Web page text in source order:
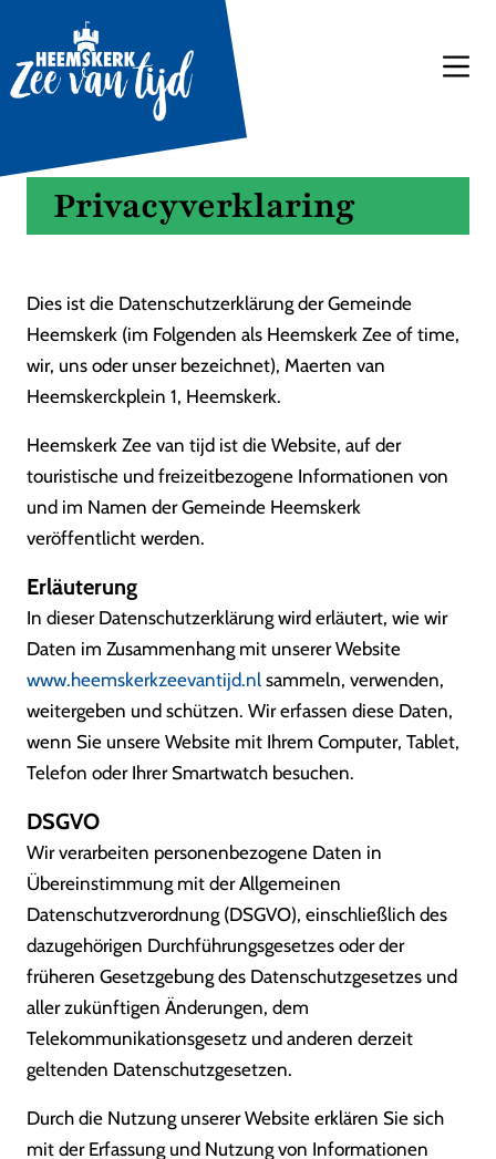
Privacyverklaring
Dies ist die Datenschutzerklärung der Gemeinde
Heemskerk (im Folgenden als Heemskerk Zee of time,
wir, uns oder unser bezeichnet), Maerten van
Heemskerckplein 1, Heemskerk.
Heemskerk Zee van tijd ist die Website, auf der
touristische und freizeitbezogene Informationen von
und im Namen der Gemeinde Heemskerk
veröffentlicht werden.
Erläuterung
In dieser Datenschutzerklärung wird erläutert, wie wir
Daten im Zusammenhang mit unserer Website
www.heemskerkzeevantijd.nl sammeln, verwenden,
weitergeben und schützen. Wir erfassen diese Daten,
wenn Sie unsere Website mit Ihrem Computer, Tablet,
Telefon oder Ihrer Smartwatch besuchen.
DSGVO
Wir verarbeiten personenbezogene Daten in
Übereinstimmung mit der Allgemeinen
Datenschutzverordnung (DSGVO), einschließlich des
dazugehörigen Durchführungsgesetzes oder der
früheren Gesetzgebung des Datenschutzgesetzes und
aller zukünftigen Änderungen, dem
Telekommunikationsgesetz und anderen derzeit
geltenden Datenschutzgesetzen.
Durch die Nutzung unserer Website erklären Sie sich
mit der Erfassung und Nutzung von Informationen